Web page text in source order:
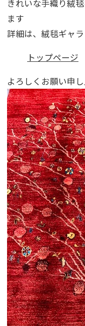
きれいな手織り絨
ます
詳細は、絨毯ギャ
トップページ
よろしくお願い申